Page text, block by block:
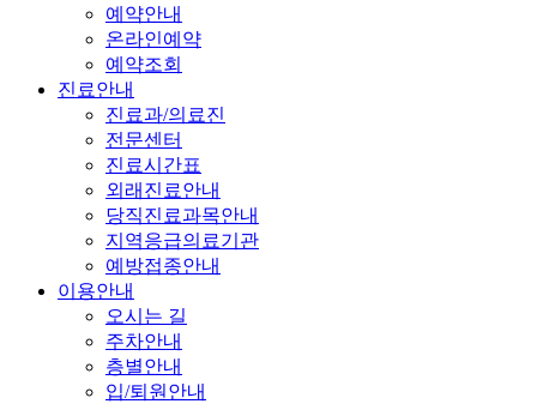
예약안내
온라인예약
예약조회
진료안내
진료과/의료진
전문센터
진료시간표
외래진료안내
당직진료과목안내
지역응급의료기관
예방접종안내
이용안내
오시는 길
주차안내
층별안내
입/퇴원안내